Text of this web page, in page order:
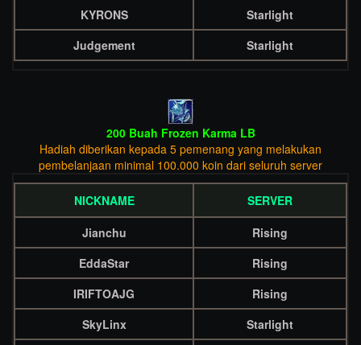
KYRONS
Starlight
Judgement
Starlight
200 Buah Frozen Karma LB
Hadiah diberikan kepada 5 pemenang yang melakukan
pembelanjaan minimal 100.000 koin dari seluruh server
NICKNAME
SERVER
Jianchu
Rising
EddaStar
Rising
IRIFTOAJG
Rising
SkyLinx
Starlight